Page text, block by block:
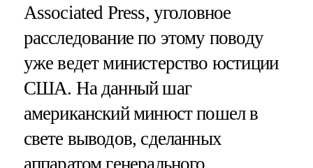
Associated Press, уголовное
расследование по этому поводу
уже ведет министерство юстиции
США. На данный шаг
американский минюст пошел в
свете выводов, сделанных
аппаратом генерального